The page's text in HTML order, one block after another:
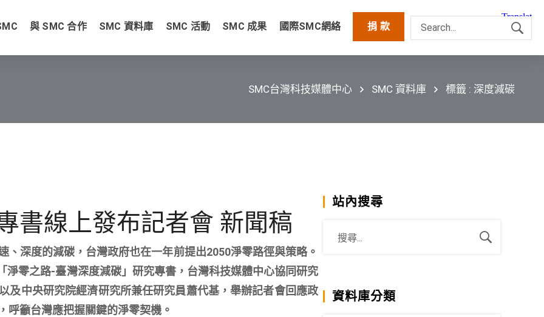
與 SMC 合作 SMC 資料庫 SMC 活動 SMC 成果 國際SMC網絡 捐 款
SMC台灣科技媒體中心 SMC 資料庫 標籤 : 深度減碳
書線上發布記者會 新聞稿
、深度的減碳，台灣政府也在一年前提出2050淨零路徑與策略。
零之路-臺灣深度減碳」研究專書，台灣科技媒體中心協同研究
及中央研究院經濟研究所兼任研究員蕭代基，舉辦記者會回應政
呼籲台灣應把握關鍵的淨零契機。
站內搜尋
資料庫分類